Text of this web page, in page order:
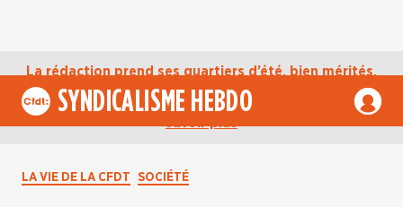
La rédaction prend ses quartiers d’été, bien mérités,
jusqu’au mardi 1er septembre. D’ici là, retrouvez
l’actualité de la CFDT sur notre compte Bluesky. En
SYNDICALISME HEBDO
LA VIE DE LA CFDT SOCIÉTÉ